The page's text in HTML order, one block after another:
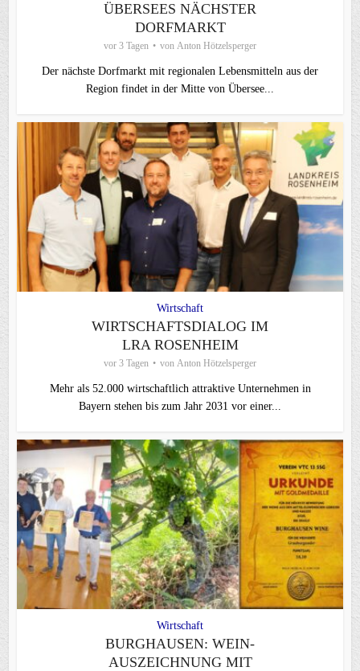
ÜBERSEES NÄCHSTER
DORFMARKT
vor 3 Tagen von Anton Hötzelsperger
Der nächste Dorfmarkt mit regionalen Lebensmitteln aus der
Region findet in der Mitte von Übersee...
Wirtschaft
WIRTSCHAFTSDIALOG IM
LRA ROSENHEIM
vor 3 Tagen von Anton Hötzelsperger
Mehr als 52.000 wirtschaftlich attraktive Unternehmen in
Bayern stehen bis zum Jahr 2031 vor einer...
Wirtschaft
BURGHAUSEN: WEIN-
AUSZEICHNUNG MIT